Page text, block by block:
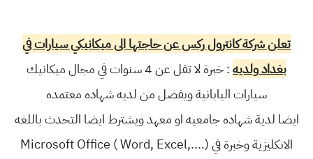
تعلن شركة كانترول ركس عن حاجتها الى ميكانيكي سيارات في
بغداد ولديه
: خبرة لا تقل عن 4 سنوات في مجال ميكانيك
سيارات اليابانية ويفضل من لديه شهاده معتمده
ايضا لدية شهاده جامعيه او معهد ويشترط ايضا التحدث باللغه
الانكليزية وخبرة في Microsoft Office ( Word, Excel,....)